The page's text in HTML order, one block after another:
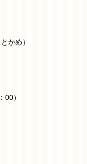
め）
）